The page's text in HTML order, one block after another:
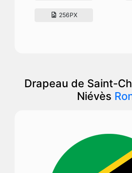
256PX
Drapeau de Saint-
Niévès